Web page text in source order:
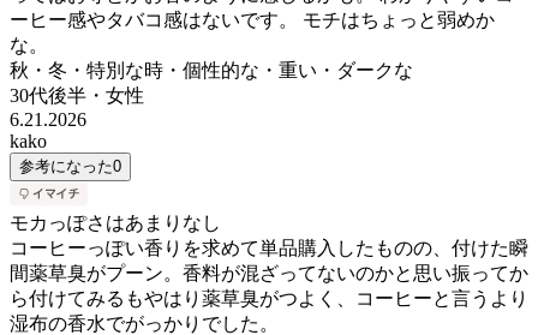
ーヒー感やタバコ感はないです。 モチはちょっと弱めか
な。
秋・冬・特別な時・個性的な・重い・ダークな
30代後半 ・ 女性
6.21.2026
kako
参考になった0
モカっぽさはあまりなし
コーヒーっぽい香りを求めて単品購入したものの、付けた瞬
間薬草臭がプーン。香料が混ざってないのかと思い振ってか
ら付けてみるもやはり薬草臭がつよく、コーヒーと言うより
湿布の香水でがっかりでした。